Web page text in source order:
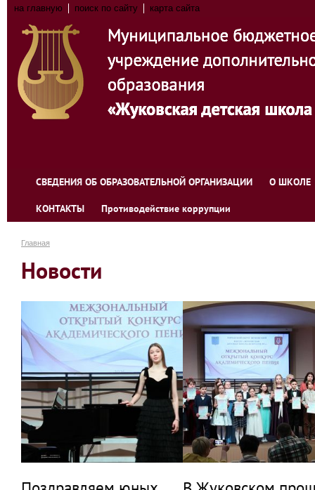
на главную поиск по сайту карта сайта
СВЕДЕНИЯ ОБ ОБРАЗОВАТЕЛЬНОЙ ОРГАНИЗАЦИИ О ШКОЛЕ
КОНТАКТЫ Противодействие коррупции
Главная
Новости